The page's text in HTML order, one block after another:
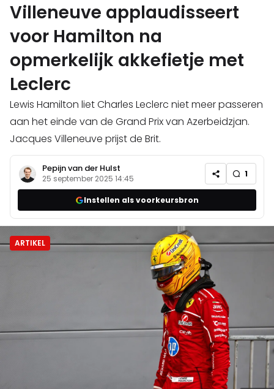
Villeneuve applaudisseert
voor Hamilton na
opmerkelijk akkefietje met
Leclerc
Lewis Hamilton liet Charles Leclerc niet meer passeren
aan het einde van de Grand Prix van Azerbeidzjan.
Jacques Villeneuve prijst de Brit.
Pepijn van der Hulst
25 september 2025 14:45 1
Instellen als voorkeursbron
ARTIKEL